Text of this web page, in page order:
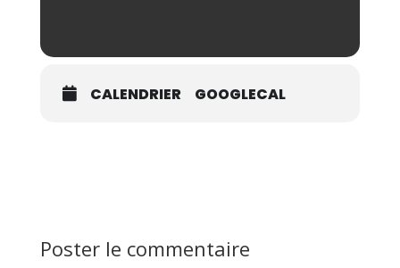
CALENDRIER GOOGLECAL
Poster le commentaire